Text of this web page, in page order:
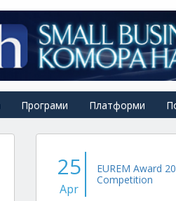
Програми Платформи
25
Apr
EUREM Award
Competition